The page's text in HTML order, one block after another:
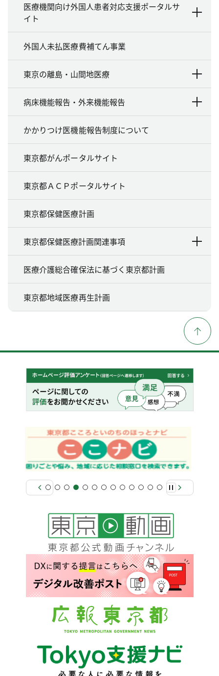
医療機関向け外国人患者対応支援ポータルサ
イト
外国人未払医療費補てん事業
東京の離島・山間地医療
病床機能報告・外来機能報告
かかりつけ医機能報告制度について
東京都がんポータルサイト
東京都ＡＣＰポータルサイト
東京都保健医療計画
東京都保健医療計画関連事項
医療介護総合確保法に基づく東京都計画
東京都地域医療再生計画